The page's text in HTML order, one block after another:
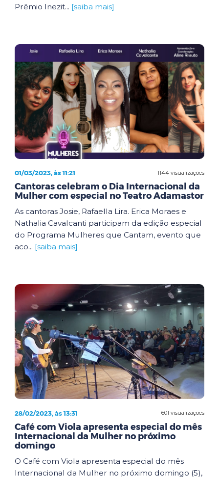
Prêmio Inezit... [saiba mais]
1144 visualizações
01/03/2023, às 11:21
Cantoras celebram o Dia Internacional da
Mulher com especial no Teatro Adamastor
As cantoras Josie, Rafaella Lira. Erica Moraes e
Nathalia Cavalcanti participam da edição especial
do Programa Mulheres que Cantam, evento que
aco... [saiba mais]
601 visualizações
28/02/2023, às 13:31
Café com Viola apresenta especial do mês
Internacional da Mulher no próximo
domingo
O Café com Viola apresenta especial do mês
Internacional da Mulher no próximo domingo (5),